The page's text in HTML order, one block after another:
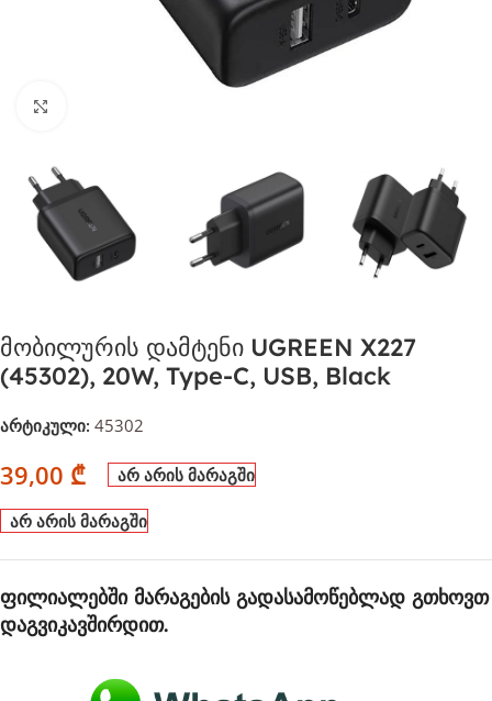
მობილურის დამტენი UGREEN X227
(45302), 20W, Type-C, USB, Black
არტიკული: 45302
39,00 ₾ არ არის მარაგში
არ არის მარაგში
ფილიალებში მარაგების გადასამოწებლად გთხოვთ
დაგვიკავშირდით.